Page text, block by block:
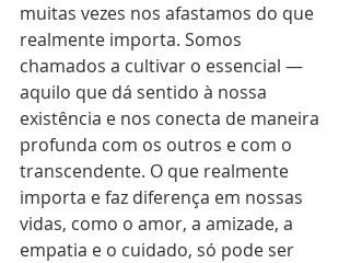
muitas vezes nos afastamos do que
realmente importa. Somos
chamados a cultivar o essencial —
aquilo que dá sentido à nossa
existência e nos conecta de maneira
profunda com os outros e com o
transcendente. O que realmente
importa e faz diferença em nossas
vidas, como o amor, a amizade, a
empatia e o cuidado, só pode ser